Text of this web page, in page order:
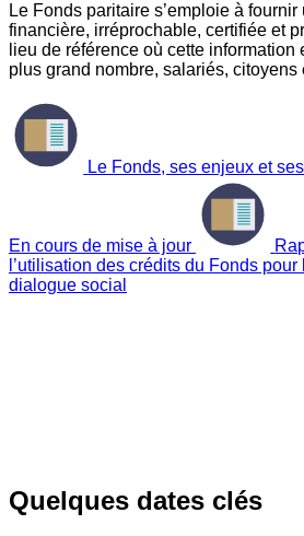
Le Fonds paritaire s’emploie à
financière, irréprochable, certifiée et
lieu de référence où cette
plus grand nombre, salariés, citoyens
Le Fonds, ses enjeux et
En cours de mise à jour
l’utilisation des crédits du Fonds
dialogue social
Quelques dates clés